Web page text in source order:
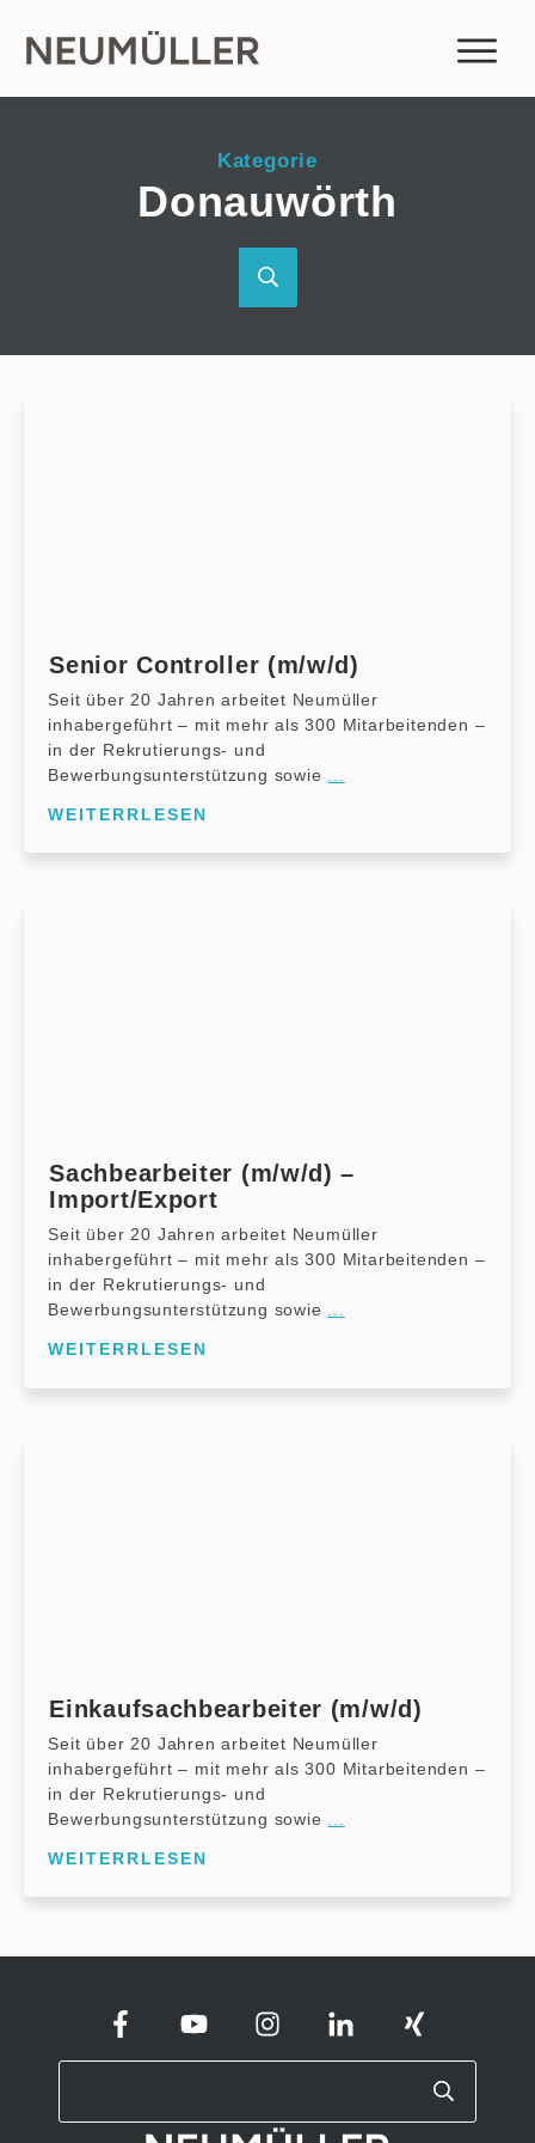
Kategorie
Donauwörth
Senior Controller (m/w/d)
Seit über 20 Jahren arbeitet Neumüller
inhabergeführt – mit mehr als 300 Mitarbeitenden –
in der Rekrutierungs- und
Bewerbungsunterstützung sowie
WEITERRLESEN
Sachbearbeiter (m/w/d) –
Import/Export
Seit über 20 Jahren arbeitet Neumüller
inhabergeführt – mit mehr als 300 Mitarbeitenden –
in der Rekrutierungs- und
Bewerbungsunterstützung sowie ...
WEITERRLESEN
Einkaufsachbearbeiter (m/w/d)
Seit über 20 Jahren arbeitet Neumüller
inhabergeführt – mit mehr als 300 Mitarbeitenden –
in der Rekrutierungs- und
Bewerbungsunterstützung sowie
WEITERRLESEN